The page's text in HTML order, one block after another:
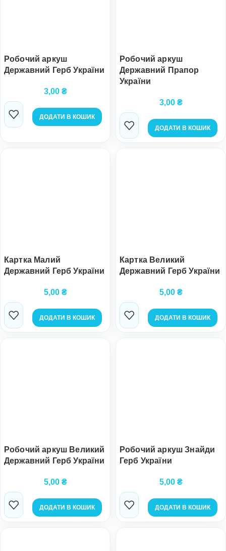
Робочий аркуш
Державний Герб України
3,00 ₴
ДОДАТИ В КОШИК
Робочий аркуш
Державний Прапор
України
3,00 ₴
ДОДАТИ В КОШИК
Картка Малий
Державний Герб України
5,00 ₴
ДОДАТИ В КОШИК
Картка Великий
Державний Герб України
5,00 ₴
ДОДАТИ В КОШИК
Робочий аркуш Великий
Державний Герб України
5,00 ₴
ДОДАТИ В КОШИК
Робочий аркуш Знайди
Герб України
5,00 ₴
ДОДАТИ В КОШИК